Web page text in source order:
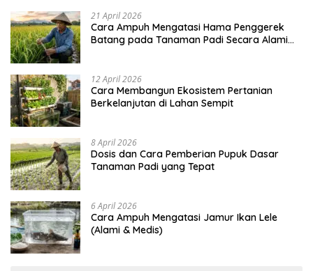
21 April 2026
Cara Ampuh Mengatasi Hama Penggerek
Batang pada Tanaman Padi Secara Alami
12 April 2026
Cara Membangun Ekosistem Pertanian
Berkelanjutan di Lahan Sempit
8 April 2026
Dosis dan Cara Pemberian Pupuk Dasar
Tanaman Padi yang Tepat
6 April 2026
Cara Ampuh Mengatasi Jamur Ikan Lele
(Alami & Medis)